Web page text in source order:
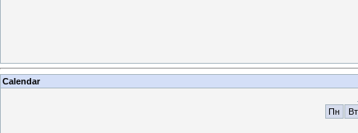
Calendar
Пн
Вт